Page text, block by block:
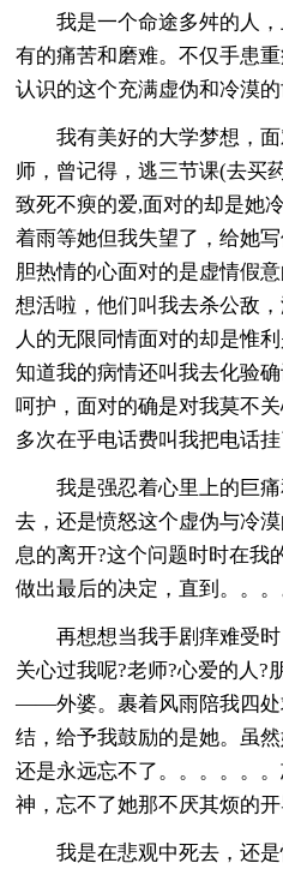
我是一个命途多舛的人
有的痛苦和磨难。不仅手患
认识的这个充满虚伪和冷漠的
我有美好的大学梦想，
师，曾记得，逃三节课(去买
致死不瘐的爱,面对的却是她
着雨等她但我失望了，给她
胆热情的心面对的是虚情假
想活啦，他们叫我去杀公敌
人的无限同情面对的却是惟
知道我的病情还叫我去化验
呵护，面对的确是对我莫不
多次在乎电话费叫我把电话挂
我是强忍着心里上的巨
去，还是愤怒这个虚伪与冷
息的离开?这个问题时时在我
做出最后的决定，直到。。。
再想想当我手剧痒难受
关心过我呢?老师?心爱的人?
——外婆。裹着风雨陪我四处
结，给予我鼓励的是她。虽
还是永远忘不了。。。。。
神，忘不了她那不厌其烦的开
我是在悲观中死去，还